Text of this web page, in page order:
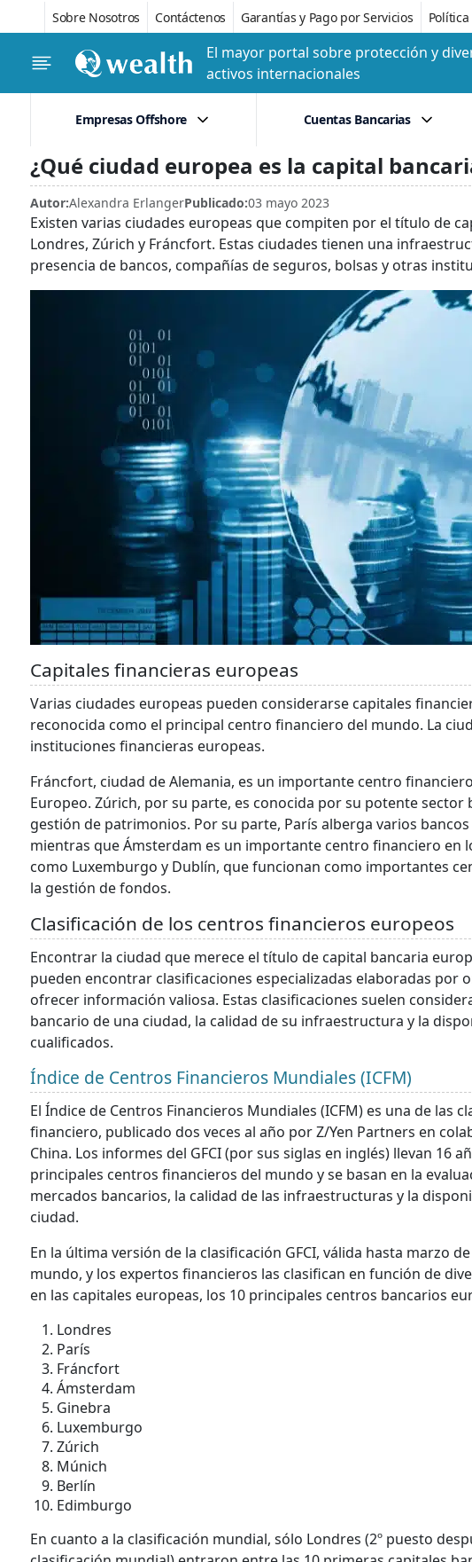
Sobre Nosotros Contáctenos Garantías y Pago por Servicios
El mayor portal sobre protección y
activos internacionales
Empresas Offshore Cuentas Bancarias
¿Qué ciudad europea es la capital
Autor:Alexandra ErlangerPublicado:03 mayo 2023
Existen varias ciudades europeas que compiten por el título de
Londres, Zúrich y Fráncfort. Estas ciudades tienen una
presencia de bancos, compañías de seguros, bolsas y otras
Capitales financieras europeas
Varias ciudades europeas pueden considerarse capitales
reconocida como el principal centro financiero del mundo. La
instituciones financieras europeas.
Fráncfort, ciudad de Alemania, es un importante centro
Europeo. Zúrich, por su parte, es conocida por su potente
gestión de patrimonios. Por su parte, París alberga varios
mientras que Ámsterdam es un importante centro financiero en
como Luxemburgo y Dublín, que funcionan como importantes
la gestión de fondos.
Clasificación de los centros financieros europeos
Encontrar la ciudad que merece el título de capital bancaria
pueden encontrar clasificaciones especializadas elaboradas por
ofrecer información valiosa. Estas clasificaciones suelen
bancario de una ciudad, la calidad de su infraestructura y la
cualificados.
Índice de Centros Financieros Mundiales (ICFM)
El Índice de Centros Financieros Mundiales (ICFM) es una de las
financiero, publicado dos veces al año por Z/Yen Partners en
China. Los informes del GFCI (por sus siglas en inglés) llevan 16
principales centros financieros del mundo y se basan en la
mercados bancarios, la calidad de las infraestructuras y la
ciudad.
En la última versión de la clasificación GFCI, válida hasta marzo
mundo, y los expertos financieros las clasifican en función de
en las capitales europeas, los 10 principales centros bancarios
Londres
París
Fráncfort
Ámsterdam
Ginebra
Luxemburgo
Zúrich
Múnich
Berlín
Edimburgo
En cuanto a la clasificación mundial, sólo Londres (2º puesto